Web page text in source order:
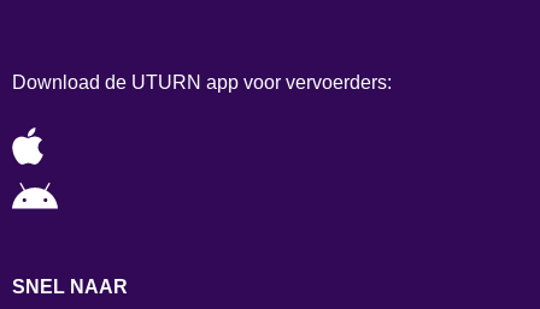
Download de UTURN app voor vervoerders:
SNEL NAAR